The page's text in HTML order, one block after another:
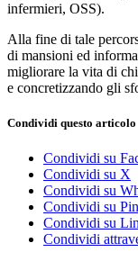
infermieri, OSS).
Alla fine di tale
di mansioni ed
migliorare la vita di chi
e concretizzando gli
Condividi questo articolo
Condividi su
Condividi su X
Condividi su
Condividi su
Condividi su
Condividi